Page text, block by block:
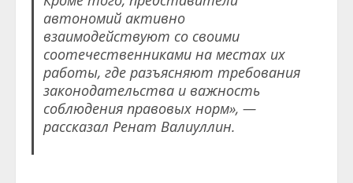
автономий активно
взаимодействуют со своими
соотечественниками на местах их
работы, где разъясняют требования
законодательства и важность
соблюдения правовых норм», —
рассказал Ренат Валиуллин.